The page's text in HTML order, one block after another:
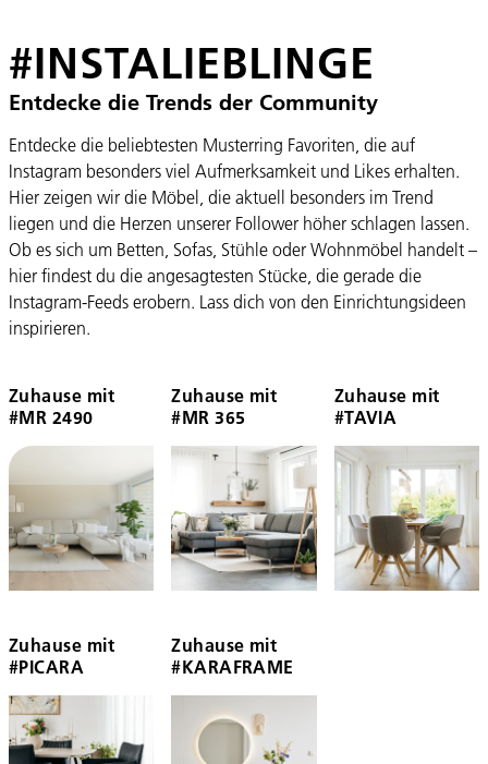
#INSTALIEBLINGE
Entdecke die Trends der Community
Entdecke die beliebtesten Musterring Favoriten, die auf
Instagram besonders viel Aufmerksamkeit und Likes erhalten.
Hier zeigen wir die Möbel, die aktuell besonders im Trend
liegen und die Herzen unserer Follower höher schlagen lassen.
Ob es sich um Betten, Sofas, Stühle oder Wohnmöbel handelt –
hier findest du die angesagtesten Stücke, die gerade die
Instagram-Feeds erobern. Lass dich von den Einrichtungsideen
inspirieren.
Zuhause mit
#MR 2490
Zuhause mit
#MR 365
Zuhause mit
#TAVIA
Zuhause mit
#PICARA
Zuhause mit
#KARAFRAME